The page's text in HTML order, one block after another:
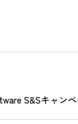
S&Sキャン